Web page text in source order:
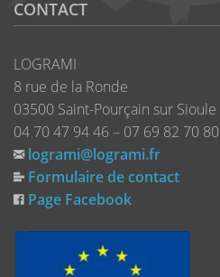
CONTACT
LOGRAMI
8 rue de la Ronde
03500 Saint-Pourçain sur Sioule
04 70 47 94 46 – 07 69 82 70 80
logrami@logrami.fr
Formulaire de contact
Page Facebook